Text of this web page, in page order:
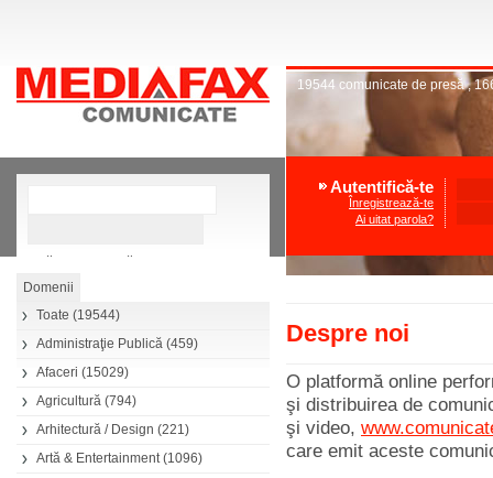
Căutare avansată
Toate (19544)
Administraţie Publică (459)
Afaceri (15029)
Agricultură (794)
Arhitectură / Design (221)
Artă & Entertainment(1096)
19544 comunicate de presă,
Autentifică-te
Înregistrează-te
Ai uitat parola?
Despre noi
O platformă online
şi distribuirea de
şi video,
care emit aceste